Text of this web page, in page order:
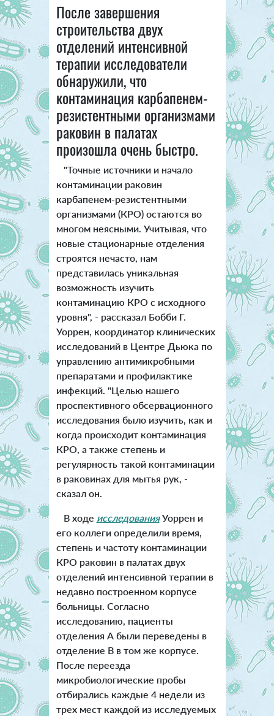
После завершения
строительства двух
отделений интенсивной
терапии исследователи
обнаружили, что
контаминация карбапенем-
резистентными организмами
раковин в палатах
произошла очень быстро.
"Точные источники и начало
контаминации раковин
карбапенем-резистентными
организмами (КРО) остаются во
многом неясными. Учитывая, что
новые стационарные отделения
строятся нечасто, нам
представилась уникальная
возможность изучить
контаминацию КРО с исходного
уровня", - рассказал Бобби Г.
Уоррен, координатор клинических
исследований в Центре Дьюка по
управлению антимикробными
препаратами и профилактике
инфекций. "Целью нашего
проспективного обсервационного
исследования было изучить, как и
когда происходит контаминация
КРО, а также степень и
регулярность такой контаминации
в раковинах для мытья рук, -
сказал он.
В ходе исследованияУоррен и
его коллеги определили время,
степень и частоту контаминации
КРО раковин в палатах двух
отделений интенсивной терапии в
недавно построенном корпусе
больницы. Согласно
исследованию, пациенты
отделения А были переведены в
отделение В в том же корпусе.
После переезда
микробиологические пробы
отбирались каждые 4 недели из
трех мест каждой из исследуемых